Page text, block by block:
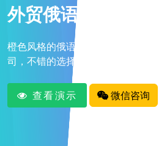
外贸俄语网站建站案
橙色风格的俄语网站建站案例，是做
司，不错的选择。
查看演示 微信咨询